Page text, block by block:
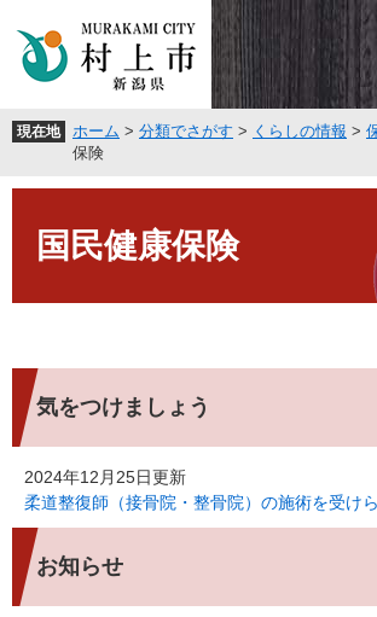
頭
す
飛
し
現在地 ホーム > 分類でさがす > くらしの情報 >
保険
国民健康保険
気をつけましょう
2024年12月25日更新
柔道整復師（接骨院・整骨院）の施術を受け
お知らせ